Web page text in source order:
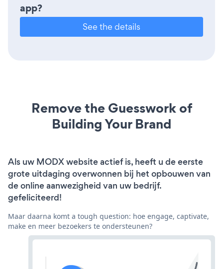
app?
See the details
Remove the Guesswork of
Building Your Brand
Als uw MODX website actief is, heeft u de eerste
grote uitdaging overwonnen bij het opbouwen van
de online aanwezigheid van uw bedrijf.
gefeliciteerd!
Maar daarna komt a tough question: hoe engage, captivate,
make en meer bezoekers te ondersteunen?